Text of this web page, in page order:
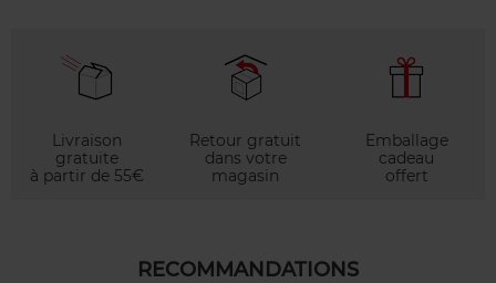
Livraison
gratuite
à partir de 55€
Retour gratuit
dans votre
magasin
Emballage
cadeau
offert
RECOMMANDATIONS